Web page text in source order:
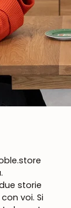
storie
voi. Si